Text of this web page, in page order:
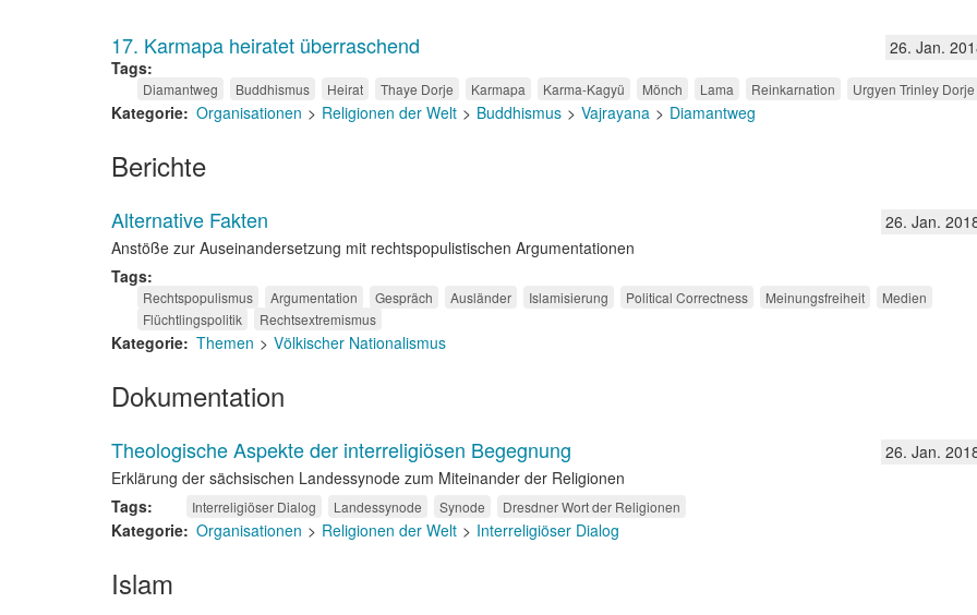
26. Jan.
17. Karmapa heiratet überraschend
Tags
Diamantweg Buddhismus Heirat Thaye Dorje Karmapa Karma-Kagyü Mönch Lama Reinkarnation Urgyen Trinley Dorje
Kategorie Organisationen Religionen der Welt Buddhismus Vajrayana Diamantweg
Berichte
26. Jan.
Alternative Fakten
Anstöße zur Auseinandersetzung mit rechtspopulistischen Argumentationen
Tags
Rechtspopulismus Argumentation Gespräch Ausländer Islamisierung Political Correctness Meinungsfreiheit
Medien
Flüchtlingspolitik
Rechtsextremismus
Kategorie Themen Völkischer Nationalismus
Dokumentation
26. Jan.
Theologische Aspekte der interreligiösen Begegnung
Erklärung der sächsischen Landessynode zum Miteinander der Religionen
Tags
Interreligiöser Dialog Landessynode Synode Dresdner Wort der Religionen
Kategorie Organisationen Religionen der Welt Interreligiöser Dialog
Islam